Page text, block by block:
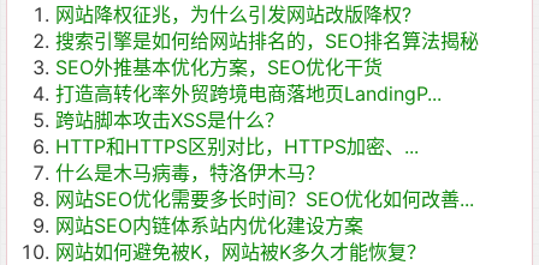
网站降权征兆，为什么引发网站改版降权?
搜索引擎是如何给网站排名的，SEO排名算法揭秘
SEO外推基本优化方案，SEO优化干货
打造高转化率外贸跨境电商落地页LandingP...
跨站脚本攻击XSS是什么？
HTTP和HTTPS区别对比，HTTPS加密、...
什么是木马病毒，特洛伊木马？
网站SEO优化需要多长时间？SEO优化如何改善...
网站SEO内链体系站内优化建设方案
网站如何避免被K，网站被K多久才能恢复？